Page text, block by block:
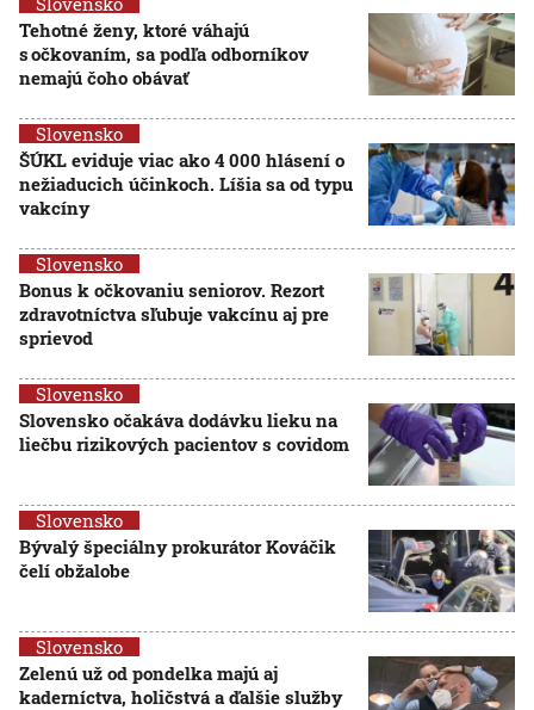
Tehotné ženy, ktoré váhajú
s očkovaním, sa podľa odborníkov
nemajú čoho obávať
Slovensko
ŠÚKL eviduje viac ako 4 000 hlásení o
nežiaducich účinkoch. Líšia sa od typu
vakcíny
Slovensko
Bonus k očkovaniu seniorov. Rezort
zdravotníctva sľubuje vakcínu aj pre
sprievod
Slovensko
Slovensko očakáva dodávku lieku na
liečbu rizikových pacientov s covidom
Slovensko
Bývalý špeciálny prokurátor Kováčik
čelí obžalobe
Slovensko
Zelenú už od pondelka majú aj
kaderníctva, holičstvá a ďalšie služby